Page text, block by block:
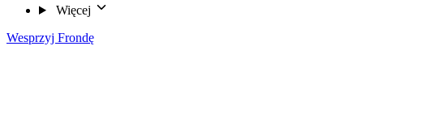
Więcej
Wesprzyj Frondę